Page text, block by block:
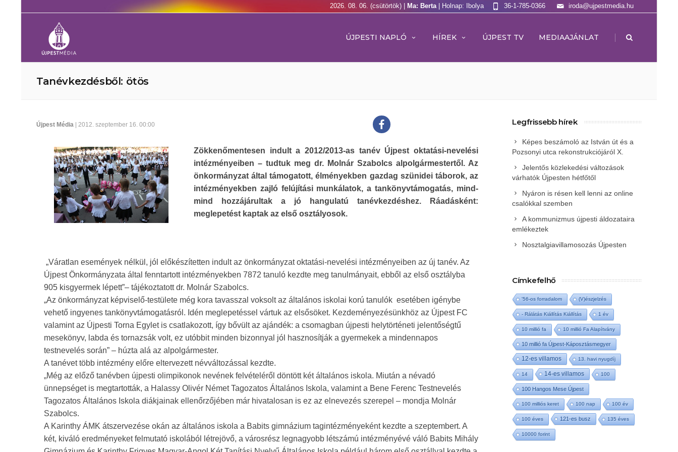
2026. 08. 06. (csütörtök) | Ma: Berta | Holnap: Ibolya iroda@ujpestmedia.hu
36-1-785-0366
ÚJPESTI NAPLÓ HÍREK ÚJPEST TV MEDIAAJÁNLAT |
Tanévkezdésből: ötös
Újpest Média | 2012. szeptember 16. 00:00
Zökkenőmentesen indult a 2012/2013-as tanév Újpest oktatási-nevelési
intézményeiben – tudtuk meg dr. Molnár Szabolcs alpolgármestertől. Az
önkormányzat által támogatott, élményekben gazdag szünidei táborok, az
intézményekben zajló felújítási munkálatok, a tankönyvtámogatás, mind-
mind hozzájárultak a jó hangulatú tanévkezdéshez. Ráadásként:
meglepetést kaptak az első osztályosok.
„Váratlan események nélkül, jól előkészítetten indult az önkormányzat oktatási-nevelési intézményeiben az új tanév. Az
Újpest Önkormányzata által fenntartott intézményekben 7872 tanuló kezdte meg tanulmányait, ebből az első osztályba
905 kisgyermek lépett”– tájékoztatott dr. Molnár Szabolcs.
„Az önkormányzat képviselő-testülete még kora tavasszal voksolt az általános iskolai korú tanulók esetében igénybe
vehető ingyenes tankönyvtámogatásról. Idén meglepetéssel vártuk az elsősöket. Kezdeményezésünkhöz az Újpest FC
valamint az Újpesti Torna Egylet is csatlakozott, így bővült az ajándék: a csomagban újpesti helytörténeti jelentőségtű
mesekönyv, labda és tornazsák volt, ez utóbbit minden bizonnyal jól hasznosítják a gyermekek a mindennapos
testnevelés során” – húzta alá az alpolgármester.
A tanévet több intézmény előre eltervezett névváltozással kezdte.
„Még az előző tanévben újpesti olimpikonok nevének felvételéről döntött két általános iskola. Miután a névadó
ünnepséget is megtartották, a Halassy Olivér Német Tagozatos Általános Iskola, valamint a Bene Ferenc Testnevelés
Tagozatos Általános Iskola diákjainak ellenőrzőjében már hivatalosan is ez az elnevezés szerepel – mondja Molnár
Szabolcs.
A Karinthy ÁMK átszervezése okán az általános iskola a Babits gimnázium tagintézményeként kezdte a szeptembert. A
két, kiváló eredményeket felmutató iskolából létrejövő, a városrész legnagyobb létszámú intézményévé váló Babits Mihály
Legfrissebb hírek
Képes beszámoló az István út és a
Pozsonyi utca rekonstrukciójáról X.
Jelentős közlekedési változások
várhatók Újpesten hétfőtől
Nyáron is résen kell lenni az online
csalókkal szemben
A kommunizmus újpesti áldozataira
emlékeztek
Nosztalgiavillamosozás Újpesten
Címkefelhő
'56-os forradalom (V)észjelzés
- Rálátás Kiállítás Kiállítás 1 év
10 millió fa 10 millió Fa Alapítvány
10 millió fa Újpest-Káposztásmegyer
12-es villamos 13. havi nyugdíj
14 14-es villamos 100
100 Hangos Mese Újpest
100 milliós keret 100 nap 100 év
100 éves 121-es busz 135 éves
10000 forint